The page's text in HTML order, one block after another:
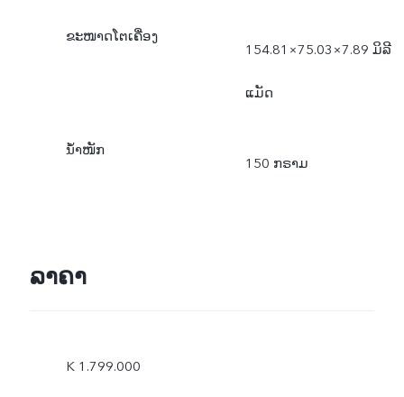
ຂະໜາດໂຕເຄື່ອງ
154.81×75.03×7.89 ມິລີ
ແມັດ
ນ້ຳໜັກ
150 ກຣາມ
ລາຄາ
K 1.799.000